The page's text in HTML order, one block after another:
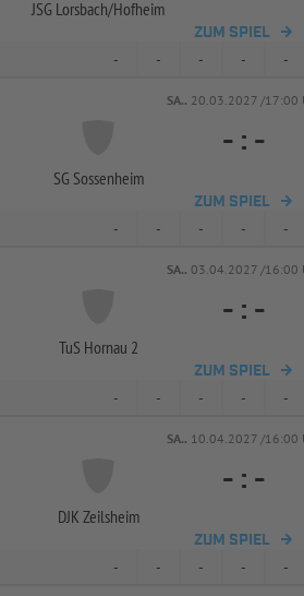
JSG Lorsbach/Hofheim
ZUM SPIEL
- - - - -
SA.. 20.03.2027 /17:00
SG Sossenheim
- : -
ZUM SPIEL
- - - - -
SA.. 03.04.2027 /16:00
TuS Hornau 2
- : -
ZUM SPIEL
- - - - -
SA.. 10.04.2027 /16:00
DJK Zeilsheim
- : -
ZUM SPIEL
- - - - -